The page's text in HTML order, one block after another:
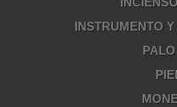
INSTRUMENTO